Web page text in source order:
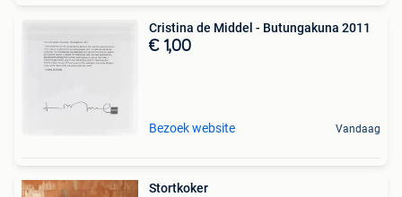
Cristina de Middel - Butungakuna 2011
€ 1,00
Bezoek website Vandaag
Stortkoker